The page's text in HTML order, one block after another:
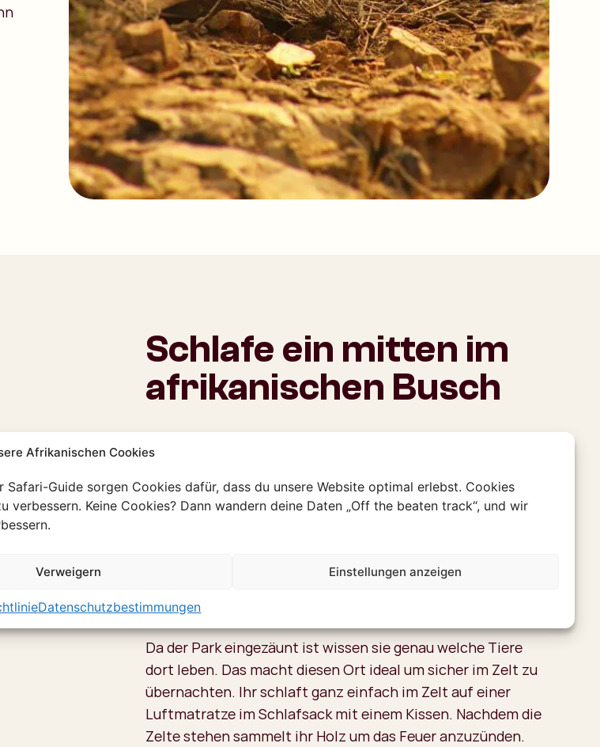
Afrikanischen Cookies
Guide sorgen Cookies dafür, dass du unsere Website optimal erlebst. Cookies
Keine Cookies? Dann wandern deine Daten „Off the beaten track“, und wir
Verweigern Einstellungen anzeigen
Datenschutzbestimmungen
Schlafe ein mitten im
afrikanischen Busch
Nach dem Frühstück habt ihr noch etwas Zeit zum
Entspannen und lernt den Guide kennen mit dem ihr in den
Busch geht. Handys aus Rucksack auf und los ab in die Natur
Während der Walking Safari habt ihr die Chance typische
euch auch Spuren und Abdrücke der Tiere. Am Nachmittag
zusammen mit dem Guide das Lager auf.
Da der Park eingezäunt ist wissen sie genau welche Tiere
dort leben. Das macht diesen Ort ideal um sicher im Zelt zu
übernachten. Ihr schlaft ganz einfach im Zelt auf einer
Luftmatratze im Schlafsack mit einem Kissen. Nachdem die
Zelte stehen sammelt ihr Holz um das Feuer anzuzünden.